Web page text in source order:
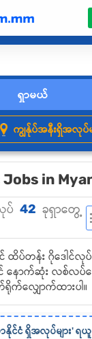
ရှာမယ်
ကျွန်ုပ်အနီးရှိအလုပ်မ
Jobs in
ပ် 42 ခုရှာတွေ့
ထိပ်တန်း ဂိုဒေါင်လု
နောက်ဆုံး လစ်လပ်
က်လျှောက်ထားပါ။
ာနိုင်ငံရှိအလုပ်များ' ရ